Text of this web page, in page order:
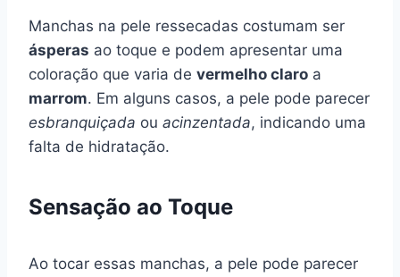
Manchas na pele ressecadas costumam ser
ásperas ao toque e podem apresentar uma
coloração que varia de vermelho claro a
marrom. Em alguns casos, a pele pode parecer
esbranquiçada ou acinzentada, indicando uma
falta de hidratação.
Sensação ao Toque
Ao tocar essas manchas, a pele pode parecer